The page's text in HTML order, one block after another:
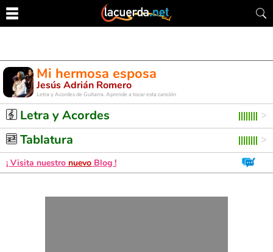
Mi hermosa esposa
Jesús Adrián Romero
Letra y Acordes de Guitarra. Aprende a tocar esta canción
Letra y Acordes
Tablatura
¡ Visita nuestro nuevo Blog !